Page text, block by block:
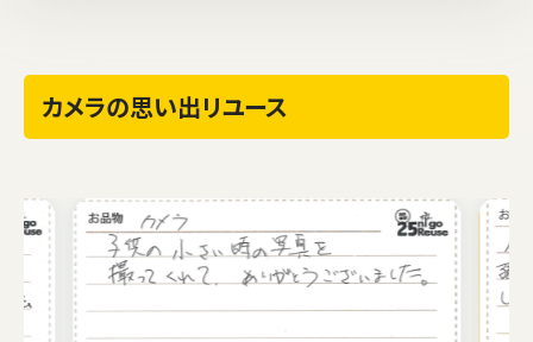
カメラの思い出リユース